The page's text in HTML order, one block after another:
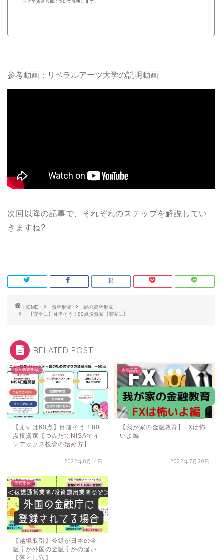
ックで資産形成について説明します。
参考動画：リベラルアーツ大学の説明動画
次回以降の記事で、それぞれのステップを解説してい
きますね?
HOME 資産形成
親の資産形成
【安全に】目指そう！80点投資家【着実に】
RELATED POST
親の資産形成
【まずは60点】目指そう！80
点投資家【つみたてNISAでイ
ンデックス投資の始め方】
2022年8月14日
金融教育
【我が家の金融教育】FXは怖
いよ編
2022年7月20日
資産形成
【越境取引】登録が日本の金
融庁か外国の金融庁かの違い
【落とし穴】